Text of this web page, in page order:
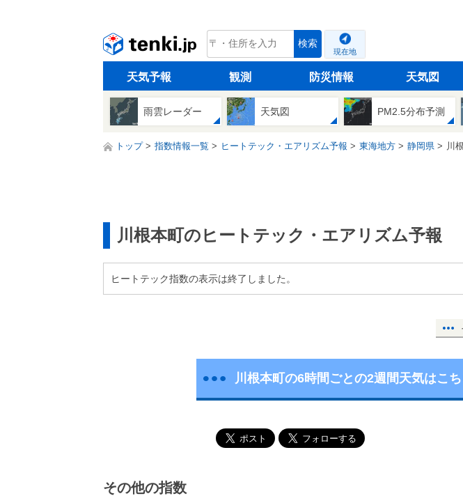
tenki.jp 検索
現在地
天気予報 観測 防災情報 天気図
雨雲レーダー 天気図 PM2.5分布予測
トップ 指数情報一覧 ヒートテック・エアリズム予報 東海地方 静岡県 川
川根本町のヒートテック・エアリズム予報
ヒートテック指数の表示は終了しました。
川根本町の6時間ごとの2週間天気はこち
その他の指数